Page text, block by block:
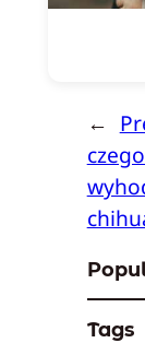
←
Tags